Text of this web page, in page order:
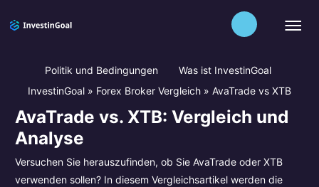
Politik und Bedingungen
Was ist InvestinGoal
InvestinGoal » Forex Broker Vergleich » AvaTrade vs XTB
AvaTrade vs. XTB: Vergleich und
Analyse
Versuchen Sie herauszufinden, ob Sie AvaTrade oder XTB
verwenden sollen? In diesem Vergleichsartikel werden die